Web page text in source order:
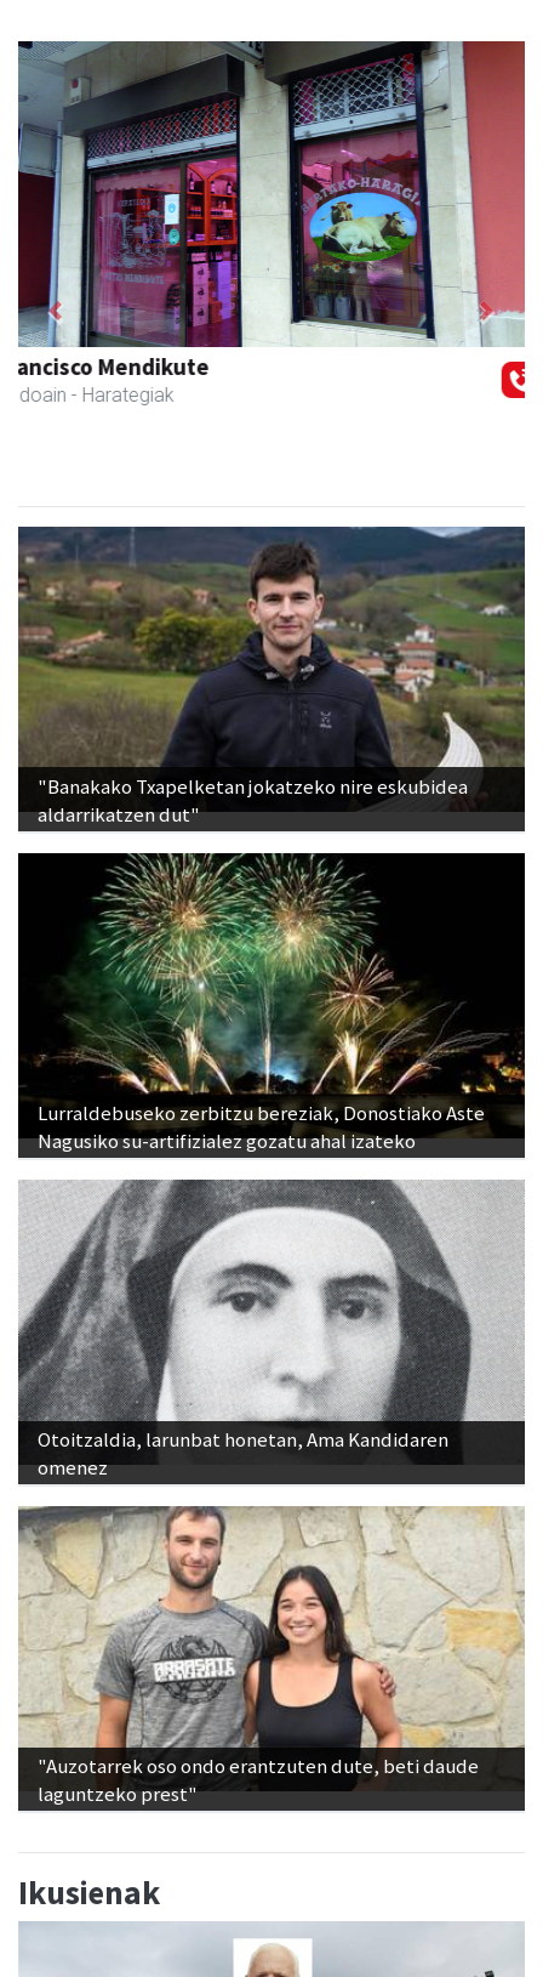
Adats ileapaindegi eta estetika
Andoain - Ile-apaindegiak
Previous Next
"Banakako Txapelketan jokatzeko nire eskubidea
aldarrikatzen dut"
Lurraldebuseko zerbitzu bereziak, Donostiako Aste
Nagusiko su-artifizialez gozatu ahal izateko
Otoitzaldia, larunbat honetan, Ama Kandidaren
omenez
"Auzotarrek oso ondo erantzuten dute, beti daude
laguntzeko prest"
Ikusienak